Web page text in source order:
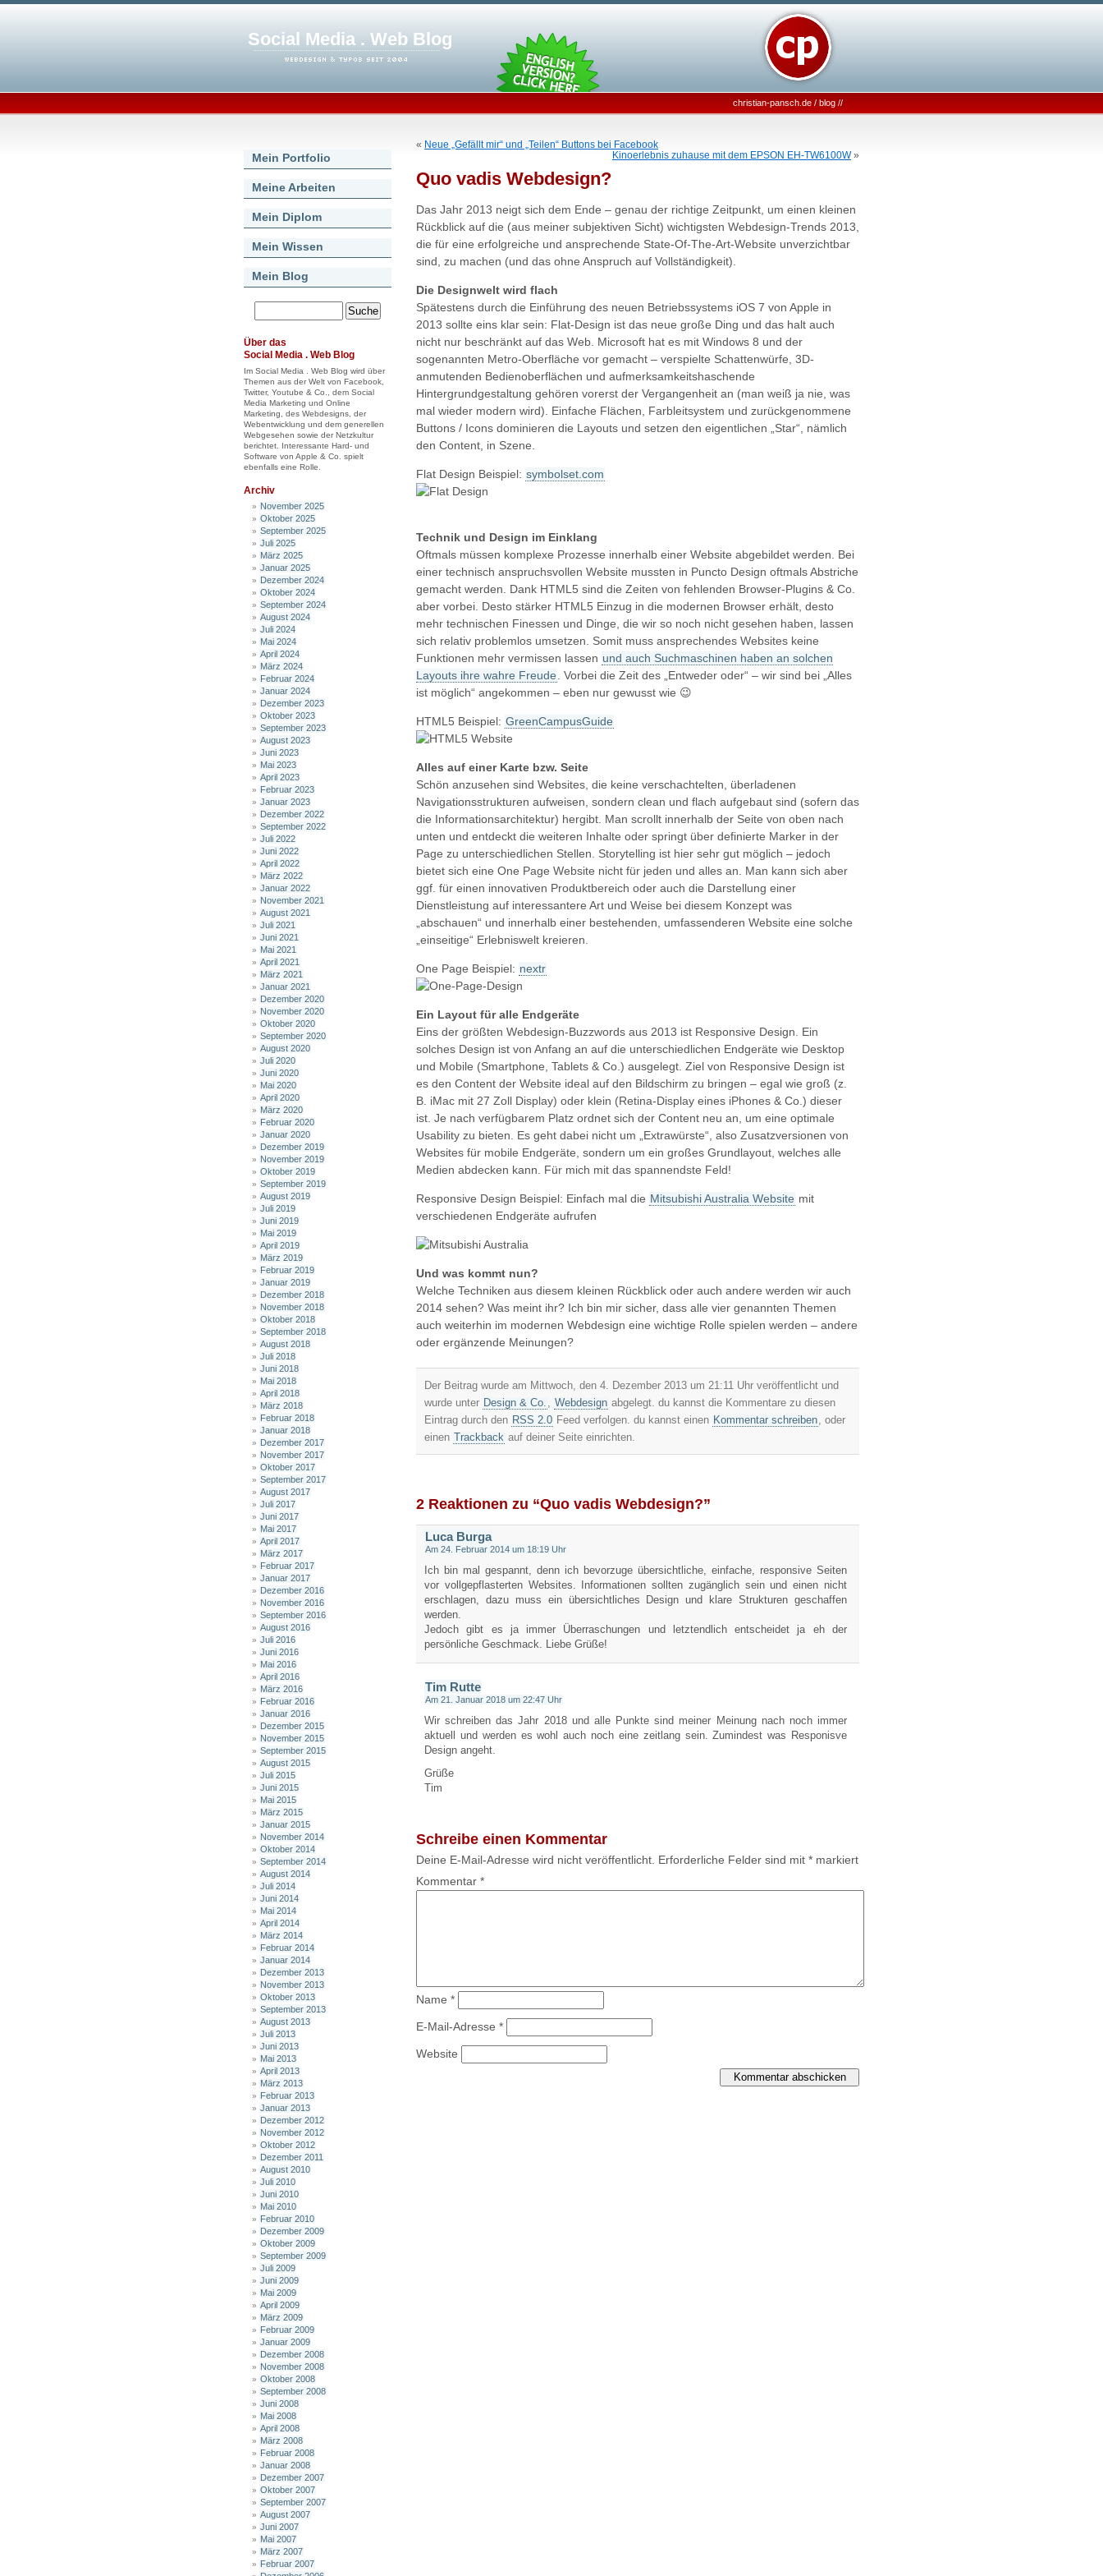
Social Media . Web Blog
christian-pansch.de / blog //
Mein Portfolio
Meine Arbeiten
Mein Diplom
Mein Wissen
Mein Blog
Über das
Social Media . Web Blog
Im Social Media . Web Blog wird über
Themen aus der Welt von Facebook,
Twitter, Youtube & Co., dem Social
Media Marketing und Online
Marketing, des Webdesigns, der
Webentwicklung und dem generellen
Webgesehen sowie der Netzkultur
berichtet. Interessante Hard- und
Software von Apple & Co. spielt
ebenfalls eine Rolle.
Archiv
November 2025
Oktober 2025
September 2025
Juli 2025
März 2025
Januar 2025
Dezember 2024
Oktober 2024
September 2024
August 2024
Juli 2024
Mai 2024
April 2024
März 2024
Februar 2024
Januar 2024
Dezember 2023
Oktober 2023
September 2023
August 2023
Juni 2023
Mai 2023
April 2023
Februar 2023
Januar 2023
Dezember 2022
September 2022
Juli 2022
Juni 2022
April 2022
März 2022
Januar 2022
November 2021
August 2021
Juli 2021
Juni 2021
Mai 2021
April 2021
März 2021
Januar 2021
Dezember 2020
November 2020
Oktober 2020
September 2020
August 2020
Juli 2020
Juni 2020
Mai 2020
April 2020
März 2020
Februar 2020
Januar 2020
Dezember 2019
November 2019
Oktober 2019
September 2019
August 2019
Juli 2019
Juni 2019
Mai 2019
April 2019
März 2019
Februar 2019
Januar 2019
Dezember 2018
November 2018
Oktober 2018
September 2018
August 2018
Juli 2018
Juni 2018
Mai 2018
April 2018
März 2018
Februar 2018
Januar 2018
Dezember 2017
November 2017
Oktober 2017
September 2017
August 2017
Juli 2017
Juni 2017
Mai 2017
April 2017
März 2017
Februar 2017
Januar 2017
Dezember 2016
November 2016
September 2016
August 2016
Juli 2016
Juni 2016
Mai 2016
April 2016
März 2016
Februar 2016
Januar 2016
Dezember 2015
November 2015
September 2015
August 2015
Juli 2015
Juni 2015
Mai 2015
März 2015
Januar 2015
November 2014
Oktober 2014
September 2014
August 2014
Juli 2014
Juni 2014
Mai 2014
April 2014
März 2014
Februar 2014
Januar 2014
Dezember 2013
November 2013
Oktober 2013
September 2013
August 2013
Juli 2013
Juni 2013
Mai 2013
April 2013
März 2013
Februar 2013
Januar 2013
Dezember 2012
November 2012
Oktober 2012
Dezember 2011
August 2010
Juli 2010
Juni 2010
Mai 2010
Februar 2010
Dezember 2009
Oktober 2009
September 2009
Juli 2009
Juni 2009
Mai 2009
April 2009
März 2009
Februar 2009
Januar 2009
Dezember 2008
November 2008
Oktober 2008
September 2008
Juni 2008
Mai 2008
April 2008
März 2008
Februar 2008
Januar 2008
Dezember 2007
Oktober 2007
September 2007
August 2007
Juni 2007
Mai 2007
März 2007
Februar 2007
« Neue „Gefällt mir“ und „Teilen“ Buttons bei Facebook
Kinoerlebnis zuhause mit dem EPSON EH-TW6100W»
Quo vadis Webdesign?
Das Jahr 2013 neigt sich dem Ende – genau der richtige Zeitpunkt, um einen kleinen
Rückblick auf die (aus meiner subjektiven Sicht) wichtigsten Webdesign-Trends 2013,
die für eine erfolgreiche und ansprechende State-Of-The-Art-Website unverzichtbar
sind, zu machen (und das ohne Anspruch auf Vollständigkeit).
Die Designwelt wird flach
Spätestens durch die Einführung des neuen Betriebssystems iOS 7 von Apple in
2013 sollte eins klar sein: Flat-Design ist das neue große Ding und das halt auch
nicht nur beschränkt auf das Web. Microsoft hat es mit Windows 8 und der
sogenannten Metro-Oberfläche vor gemacht – verspielte Schattenwürfe, 3D-
anmutenden Bedienoberflächen und aufmerksamkeitshaschende
Hintergrundgestaltung gehören vorerst der Vergangenheit an (man weiß ja nie, was
mal wieder modern wird). Einfache Flächen, Farbleitsystem und zurückgenommene
Buttons / Icons dominieren die Layouts und setzen den eigentlichen „Star“, nämlich
den Content, in Szene.
Flat Design Beispiel: symbolset.com
Technik und Design im Einklang
Oftmals müssen komplexe Prozesse innerhalb einer Website abgebildet werden. Bei
einer technisch anspruchsvollen Website mussten in Puncto Design oftmals Abstriche
gemacht werden. Dank HTML5 sind die Zeiten von fehlenden Browser-Plugins & Co.
aber vorbei. Desto stärker HTML5 Einzug in die modernen Browser erhält, desto
mehr technischen Finessen und Dinge, die wir so noch nicht gesehen haben, lassen
sich relativ problemlos umsetzen. Somit muss ansprechendes Websites keine
Funktionen mehr vermissen lassen und auch Suchmaschinen haben an solchen
Layouts ihre wahre Freude
. Vorbei die Zeit des „Entweder oder“ – wir sind bei „Alles
ist möglich“ angekommen – eben nur gewusst wie 😉
HTML5 Beispiel: GreenCampusGuide
Alles auf einer Karte bzw. Seite
Schön anzusehen sind Websites, die keine verschachtelten, überladenen
Navigationsstrukturen aufweisen, sondern clean und flach aufgebaut sind (sofern das
die Informationsarchitektur) hergibt. Man scrollt innerhalb der Seite von oben nach
unten und entdeckt die weiteren Inhalte oder springt über definierte Marker in der
Page zu unterschiedlichen Stellen. Storytelling ist hier sehr gut möglich – jedoch
bietet sich eine One Page Website nicht für jeden und alles an. Man kann sich aber
ggf. für einen innovativen Produktbereich oder auch die Darstellung einer
Dienstleistung auf interessantere Art und Weise bei diesem Konzept was
„abschauen“ und innerhalb einer bestehenden, umfassenderen Website eine solche
„einseitige“ Erlebniswelt kreieren.
One Page Beispiel: nextr
Ein Layout für alle Endgeräte
Eins der größten Webdesign-Buzzwords aus 2013 ist Responsive Design. Ein
solches Design ist von Anfang an auf die unterschiedlichen Endgeräte wie Desktop
und Mobile (Smartphone, Tablets & Co.) ausgelegt. Ziel von Responsive Design ist
es den Content der Website ideal auf den Bildschirm zu bringen – egal wie groß (z.
B. iMac mit 27 Zoll Display) oder klein (Retina-Display eines iPhones & Co.) dieser
ist. Je nach verfügbarem Platz ordnet sich der Content neu an, um eine optimale
Usability zu bieten. Es geht dabei nicht um „Extrawürste“, also Zusatzversionen von
Websites für mobile Endgeräte, sondern um ein großes Grundlayout, welches alle
Medien abdecken kann. Für mich mit das spannendste Feld!
Responsive Design Beispiel: Einfach mal die Mitsubishi Australia Website mit
verschiedenen Endgeräte aufrufen
Und was kommt nun?
Welche Techniken aus diesem kleinen Rückblick oder auch andere werden wir auch
2014 sehen? Was meint ihr? Ich bin mir sicher, dass alle vier genannten Themen
auch weiterhin im modernen Webdesign eine wichtige Rolle spielen werden – andere
oder ergänzende Meinungen?
Der Beitrag wurde am Mittwoch, den 4. Dezember 2013 um 21:11 Uhr veröffentlicht und
wurde unter Design & Co. , Webdesign abgelegt. du kannst die Kommentare zu diesen
Eintrag durch den RSS 2.0 Feed verfolgen. du kannst einen Kommentar schreiben, oder
einen
Trackback auf deiner Seite einrichten.
2 Reaktionen zu “Quo vadis Webdesign?”
Luca Burga
Am 24. Februar 2014 um 18:19 Uhr
Ich bin mal gespannt, denn ich bevorzuge übersichtliche, einfache, responsive Seiten
vor vollgepflasterten Websites. Informationen sollten zugänglich sein und einen nicht
erschlagen, dazu muss ein übersichtliches Design und klare Strukturen geschaffen
werden.
Jedoch gibt es ja immer Überraschungen und letztendlich entscheidet ja eh der
persönliche Geschmack. Liebe Grüße!
Tim Rutte
Am 21. Januar 2018 um 22:47 Uhr
Wir schreiben das Jahr 2018 und alle Punkte sind meiner Meinung nach noch immer
aktuell und werden es wohl auch noch eine zeitlang sein. Zumindest was Responisve
Design angeht.
Grüße
Tim
Schreibe einen Kommentar
Deine E-Mail-Adresse wird nicht veröffentlicht. Erforderliche Felder sind mit * markiert
Kommentar *
Name *
E-Mail-Adresse *
Website